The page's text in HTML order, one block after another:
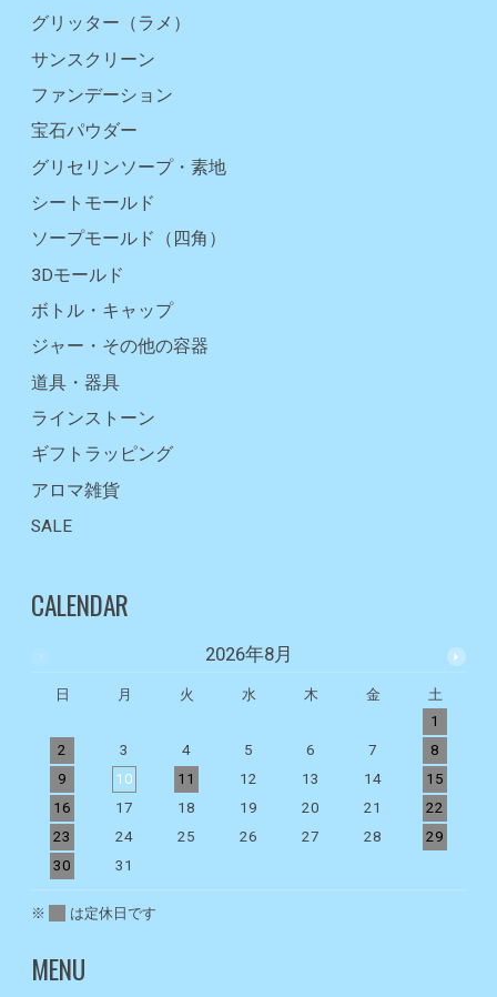
グリッター（ラメ）
サンスクリーン
ファンデーション
宝石パウダー
グリセリンソープ・素地
シートモールド
ソープモールド（四角）
3Dモールド
ボトル・キャップ
ジャー・その他の容器
道具・器具
ラインストーン
ギフトラッピング
アロマ雑貨
SALE
CALENDAR
2026年8月
日 月 火 水 木 金
土
1
2
3 4 5 6 7
8
9
10 11 12 13 14
15
16
17 18 19 20 21
22
23
24 25 26 27 28
29
30
31
※ は定休日です
MENU